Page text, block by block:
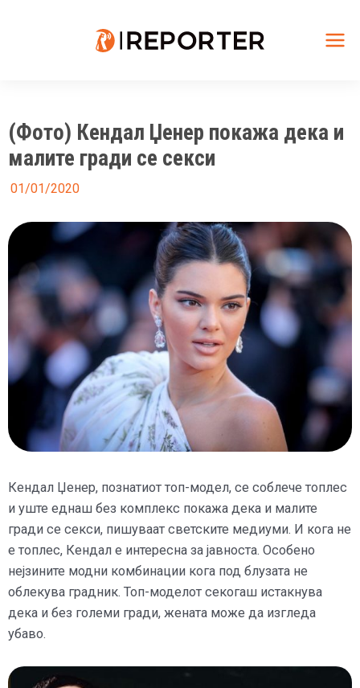
(Фото) Кендал Џенер покажа дека и
малите гради се секси
01/01/2020
Кендал Џенер, познатиот топ-модел, се соблече топлес
и уште еднаш без комплекс покажа дека и малите
гради се секси, пишуваат светските медиуми. И кога не
е топлес, Кендал е интересна за јавноста. Особено
нејзините модни комбинации кога под блузата не
облекува градник. Топ-моделот секогаш истакнува
дека и без големи гради, жената може да изгледа
убаво.